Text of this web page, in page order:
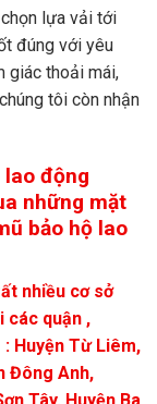
lựa vải tới
đúng với yêu
giác thoải mái,
tôi còn nhận
lao động
những mặt
bảo hộ lao
nhiều cơ sở
các quận ,
: Huyện Từ Liêm,
Đông Anh,